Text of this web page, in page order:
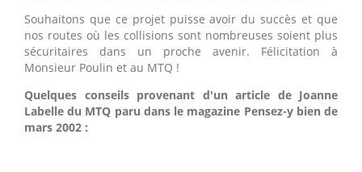
Souhaitons que ce projet puisse avoir du succès et que
nos routes où les collisions sont nombreuses soient plus
sécuritaires dans un proche avenir. Félicitation à
Monsieur Poulin et au MTQ !
Quelques conseils provenant d'un article de Joanne
Labelle du MTQ paru dans le magazine Pensez-y bien de
mars 2002 :